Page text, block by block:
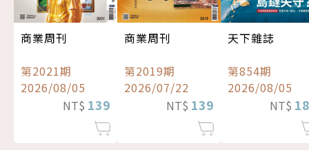
商業周刊
第2021期
2026/08/05
NT$ 139
商業周刊
第2019期
2026/07/22
NT$ 139
天下雜誌
第854期
2026/08/05
NT$